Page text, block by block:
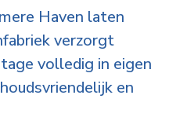
Haven laten
verzorgt
volledig in eigen
en